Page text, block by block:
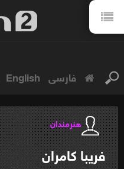
فارسی English
هنرمندان
فریباکامران